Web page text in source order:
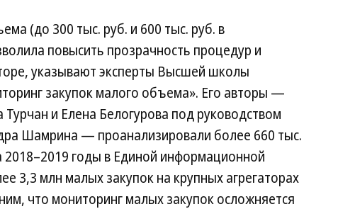
(до 300 тыс. руб. и 600 тыс. руб. в
повысить прозрачность процедур и
указывают эксперты Высшей школы
закупок малого объема». Его авторы —
и Елена Белогурова под руководством
Шамрина — проанализировали более 660 тыс.
2018–2019 годы в Единой информационной
3,3 млн малых закупок на крупных агрегаторах
что мониторинг малых закупок осложняется